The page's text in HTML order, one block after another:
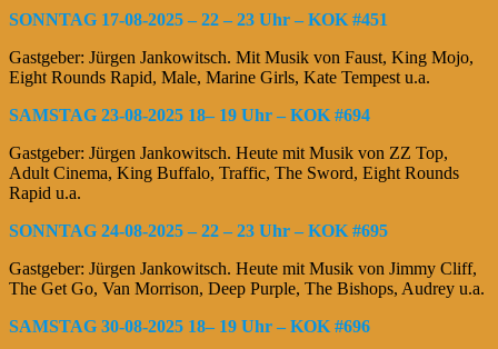
SONNTAG 17-08-2025 – 22 – 23 Uhr – KOK #451
Gastgeber: Jürgen Jankowitsch. Mit Musik von Faust, King Mojo,
Eight Rounds Rapid, Male, Marine Girls, Kate Tempest u.a.
SAMSTAG 23-08-2025 18– 19 Uhr – KOK #694
Gastgeber: Jürgen Jankowitsch. Heute mit Musik von ZZ Top,
Adult Cinema, King Buffalo, Traffic, The Sword, Eight Rounds
Rapid u.a.
SONNTAG 24-08-2025 – 22 – 23 Uhr – KOK #695
Gastgeber: Jürgen Jankowitsch. Heute mit Musik von Jimmy Cliff,
The Get Go, Van Morrison, Deep Purple, The Bishops, Audrey u.a.
SAMSTAG 30-08-2025 18– 19 Uhr – KOK #696